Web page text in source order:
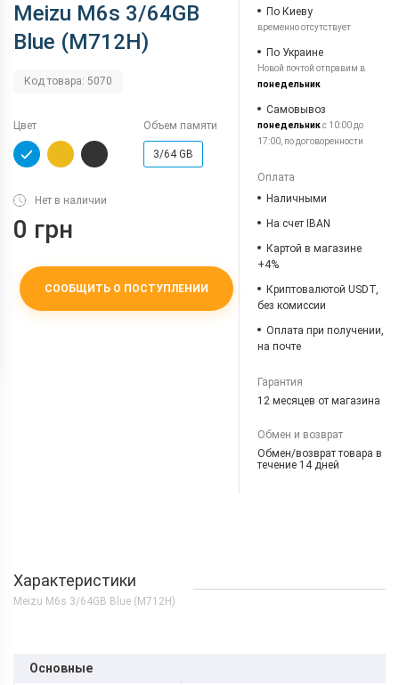
Meizu M6s 3/64GB
Blue (M712H)
Код товара: 5070
Цвет Объем памяти
3/64 GB
Нет в наличии
0 грн
СООБЩИТЬ О ПОСТУПЛЕНИИ
По Киеву
временно отсутствует
По Украине
Новой почтой отправим в
понедельник
Самовывоз
понедельникс 10:00 до
17:00, по договоренности
Оплата
Наличными
На счет IBAN
Картой в магазине
+4%
Криптовалютой USDT,
без комиссии
Оплата при получении,
на почте
Гарантия
12 месяцев от магазина
Обмен и возврат
Обмен/возврат товара в
течение 14 дней
Характеристики
Meizu M6s 3/64GB Blue (M712H)
Основные